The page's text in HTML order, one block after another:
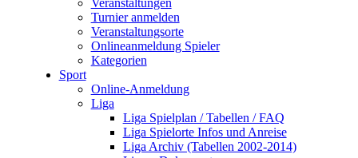
Veranstaltungen
Turnier anmelden
Veranstaltungsorte
Onlineanmeldung Spieler
Kategorien
Sport
Online-Anmeldung
Liga
Liga Spielplan / Tabellen / FAQ
Liga Spielorte Infos und Anreise
Liga Archiv (Tabellen 2002-2014)